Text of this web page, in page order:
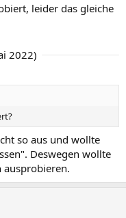
leider das gleiche
2022)
so aus und wollte
Deswegen wollte
ausprobieren.